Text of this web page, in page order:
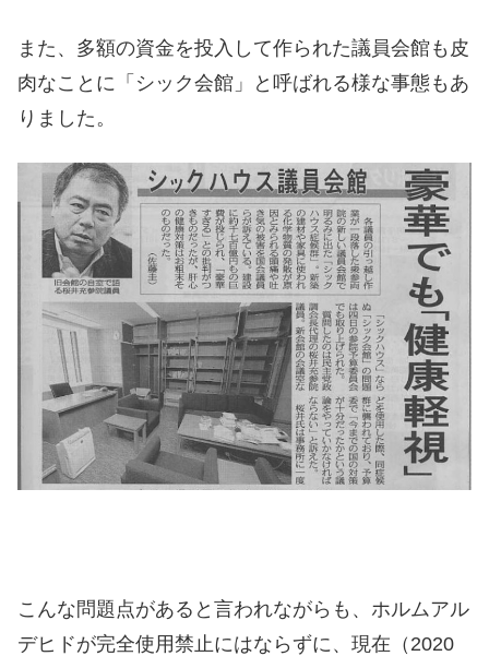
また、多額の資金を投入して作られた議員会館も皮
肉なことに「シック会館」と呼ばれる様な事態もあ
りました。
こんな問題点があると言われながらも、ホルムアル
デヒドが完全使用禁止にはならずに、現在（2020